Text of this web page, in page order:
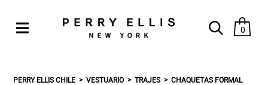
0
PERRY ELLIS CHILE VESTUARIO TRAJES CHAQUETAS FORMAL